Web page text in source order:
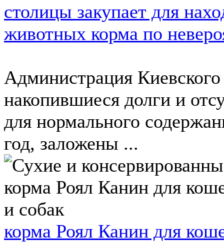
столицы закупает для
животных корма по
Администрация
накопившиеся долги и
для нормального
год, заложены ...
корма Роял Канин для